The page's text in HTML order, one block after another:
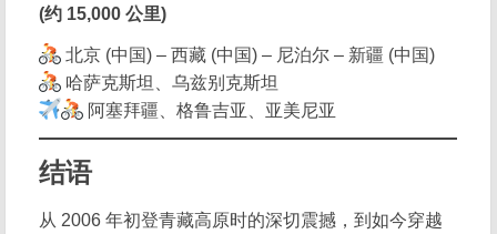
(约 15,000 公里)
北京 (中国) – 西藏 (中国) – 尼泊尔 – 新疆 (中国)
哈萨克斯坦、乌兹别克斯坦
阿塞拜疆、格鲁吉亚、亚美尼亚
结语
从 2006 年初登青藏高原时的深切震撼，到如今穿越